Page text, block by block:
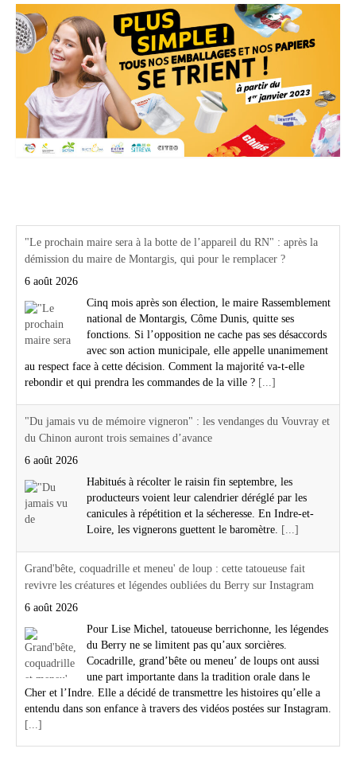
"Le prochain maire sera à la botte de l’appareil du RN" : après la
démission du maire de Montargis, qui pour le remplacer ?
6 août 2026
Cinq mois après son élection, le maire Rassemblement
national de Montargis, Côme Dunis, quitte ses
fonctions. Si l’opposition ne cache pas ses désaccords
avec son action municipale, elle appelle unanimement
au respect face à cette décision. Comment la majorité va-t-elle
rebondir et qui prendra les commandes de la ville ? [...]
"Du jamais vu de mémoire vigneron" : les vendanges du Vouvray et
du Chinon auront trois semaines d’avance
6 août 2026
Habitués à récolter le raisin fin septembre, les
producteurs voient leur calendrier déréglé par les
canicules à répétition et la sécheresse. En Indre-et-
Loire, les vignerons guettent le baromètre. [...]
Grand'bête, coquadrille et meneu' de loup : cette tatoueuse fait
revivre les créatures et légendes oubliées du Berry sur Instagram
6 août 2026
Pour Lise Michel, tatoueuse berrichonne, les légendes
du Berry ne se limitent pas qu’aux sorcières.
Cocadrille, grand’bête ou meneu’ de loups ont aussi
une part importante dans la tradition orale dans le
Cher et l’Indre. Elle a décidé de transmettre les histoires qu’elle a
entendu dans son enfance à travers des vidéos postées sur Instagram.
[...]